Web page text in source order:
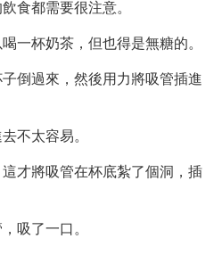
食都需要很注意。
一杯奶茶，但也得是無糖的。
倒過來，然後用力將吸管插進
不太容易。
才將吸管在杯底紮了個洞，插
吸了一口。